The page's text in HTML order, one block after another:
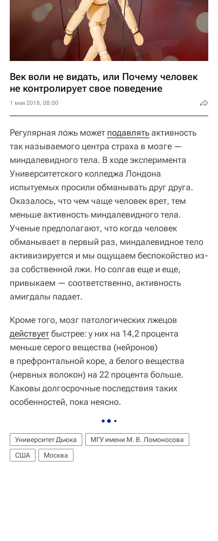
Век воли не видать, или Почему человек
не контролирует свое поведение
1 мая 2018, 08:00
Регулярная ложь может подавлятьактивность
так называемого центра страха в мозге —
миндалевидного тела. В ходе эксперимента
Университетского колледжа Лондона
испытуемых просили обманывать друг друга.
Оказалось, что чем чаще человек врет, тем
меньше активность миндалевидного тела.
Ученые предполагают, что когда человек
обманывает в первый раз, миндалевидное тело
активизируется и мы ощущаем беспокойство из-
за собственной лжи. Но солгав еще и еще,
привыкаем — соответственно, активность
амигдалы падает.
Кроме того, мозг патологических лжецов
действуетбыстрее: у них на 14,2 процента
меньше серого вещества (нейронов)
в префронтальной коре, а белого вещества
(нервных волокон) на 22 процента больше.
Каковы долгосрочные последствия таких
особенностей, пока неясно.
Университет Дьюка
МГУ имени М. В. Ломоносова
США
Москва